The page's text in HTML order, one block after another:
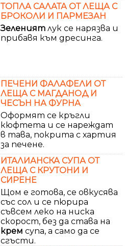
ТОПЛА САЛАТА ОТ ЛЕЩА С
БРОКОЛИ И ПАРМЕЗАН
Зеленият лук се нарязва и
прибавя към дресинга.
ПЕЧЕНИ ФАЛАФЕЛИ ОТ
ЛЕЩА С МАГДАНОД И
ЧЕСЪН НА ФУРНА
Оформят се кръгли
кюфтета и се нареждат
в тава, покрита с хартия
за печене.
ИТАЛИАНСКА СУПА ОТ
ЛЕЩА С КРУТОНИ И
СИРЕНЕ
Щом е готова, се овкусява
със сол и се пюрира
съвсем леко на ниска
скорост, без да става на
крем супа, а само да се
сгъсти.